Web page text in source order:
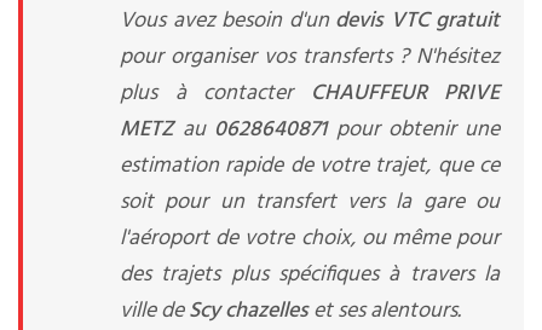
Vous avez besoin d'un devis VTC gratuit
pour organiser vos transferts ? N'hésitez
plus à contacter CHAUFFEUR PRIVE
METZ au 0628640871pour obtenir une
estimation rapide de votre trajet, que ce
soit pour un transfert vers la gare ou
l'aéroport de votre choix, ou même pour
des trajets plus spécifiques à travers la
ville deScy chazelleset ses alentours.